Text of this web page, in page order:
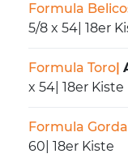
Formula
5/8 x 54 18er
Formula Toro
x 54 18er Kiste
Formula Gorda
60 18er Kiste